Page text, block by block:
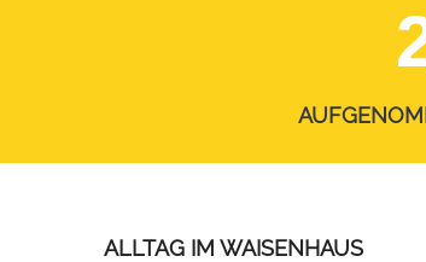
ALLTAG IM WAISENHAUS